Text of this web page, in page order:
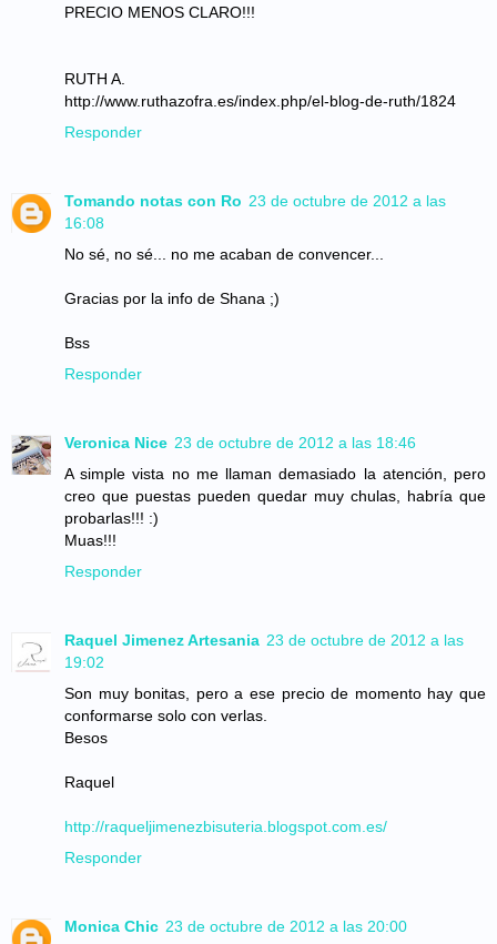
PRECIO MENOS CLARO!!!
RUTH A.
http://www.ruthazofra.es/index.php/el-blog-de-ruth/1824
Responder
Tomando notas con Ro 23 de octubre de 2012 a las
16:08
No sé, no sé... no me acaban de convencer...
Gracias por la info de Shana ;)
Bss
Responder
Veronica Nice 23 de octubre de 2012 a las 18:46
A simple vista no me llaman demasiado la atención, pero
creo que puestas pueden quedar muy chulas, habría que
probarlas!!! :)
Muas!!!
Responder
Raquel Jimenez Artesania 23 de octubre de 2012 a las
19:02
Son muy bonitas, pero a ese precio de momento hay que
conformarse solo con verlas.
Besos
Raquel
http://raqueljimenezbisuteria.blogspot.com.es/
Responder
Monica Chic 23 de octubre de 2012 a las 20:00